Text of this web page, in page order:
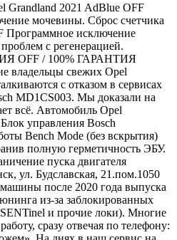
Grandland 2021 AdBlue OFF
мочевины. Сброс счетчика
Программное исключение
с регенерацией.
OFF / 100% ГАРАНТИЯ
владельцы свежих Opel
с отказом в сервисах
MD1CS003. Мы доказали на
всё. Автомобиль Opel
управления Bosch
Bench Mode (без вскрытия)
полную герметичность ЭБУ.
пуска двигателя
ул. Будславская, 21.пом.1050
после 2020 года выпуска
из-за заблокированных
и прочие локи). Многие
сразу отвечая по телефону: